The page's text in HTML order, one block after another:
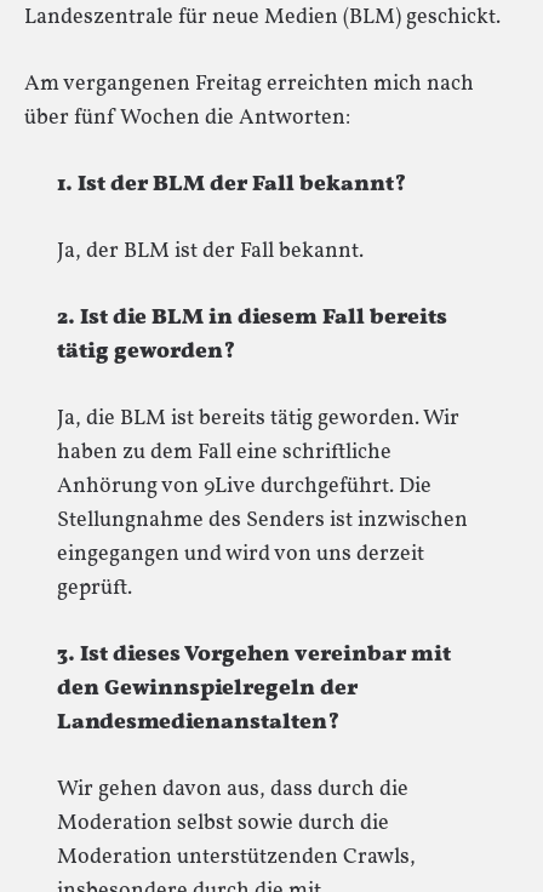
Landeszentrale für neue Medien (BLM) geschickt.
Am vergangenen Freitag erreichten mich nach
über fünf Wochen die Antworten:
1. Ist der BLM der Fall bekannt?
Ja, der BLM ist der Fall bekannt.
2. Ist die BLM in diesem Fall bereits
tätig geworden?
Ja, die BLM ist bereits tätig geworden. Wir
haben zu dem Fall eine schriftliche
Anhörung von 9Live durchgeführt. Die
Stellungnahme des Senders ist inzwischen
eingegangen und wird von uns derzeit
geprüft.
3. Ist dieses Vorgehen vereinbar mit
den Gewinnspielregeln der
Landesmedienanstalten?
Wir gehen davon aus, dass durch die
Moderation selbst sowie durch die
Moderation unterstützenden Crawls,